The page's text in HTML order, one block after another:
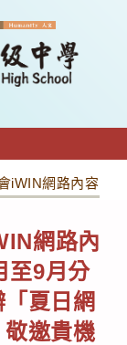
iWIN網路內容防
網路內
至9月分
夏日網
邀貴機